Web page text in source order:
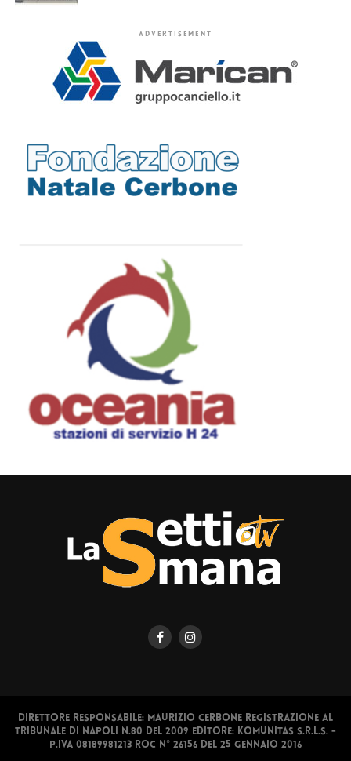
ADVERTISEMENT
Direttore responsabile: Maurizio Cerbone Registrazione al
Tribunale di Napoli n.80 del 2009 Editore: Komunitas S.r.l.s. -
P.IVA 08189981213 ROC N° 26156 del 25 gennaio 2016